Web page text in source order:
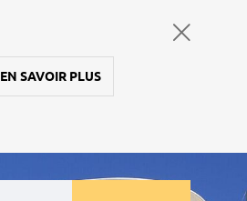
EN SAVOIR PLUS